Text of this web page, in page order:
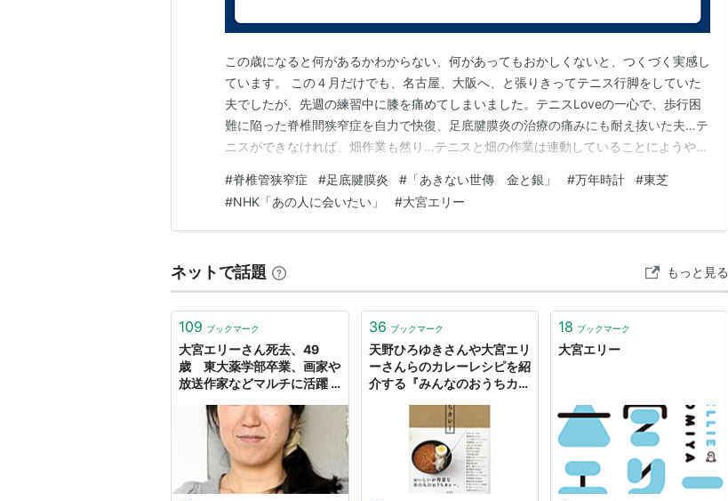
この歳になると何があるかわからない、何があってもおかしくないと、つくづく実感し
ています。 この４月だけでも、名古屋、大阪へ、と張りきってテニス行脚をしていた
夫でしたが、先週の練習中に膝を痛めてしまいました。テニスLoveの一心で、歩行困
難に陥った脊椎間狭窄症を自力で快復、足底腱膜炎の治療の痛みにも耐え抜いた夫…テ
ニスができなければ、畑作業も然り…テニスと畑の作業は連動していることにようやく
とっておきの録画を見ることにしました。 ☆『あきない世傳 金と銀 シリーズ３』①
～④ いっき見！ ☆「時をかけるテレビ～万年時計/…
#脊椎管狭窄症 #足底腱膜炎 # 「あきない世傳 金と銀」 #万年時計 #東芝
#NHK「あの人に会いたい」 #大宮エリー
ネットで話題 もっと見る
109 ブックマーク
大宮エリーさん死去、49
歳 東大薬学部卒業、画家や
放送作家などマルチに活躍 -
36 ブックマーク
天野ひろゆきさんや大宮エリ
ーさんらのカレーレシピを紹
介する『みんなのおうちカレ
18 ブックマーク
大宮エリー